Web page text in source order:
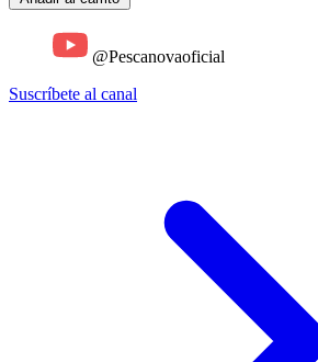
@Pescanovaoficial
Suscríbete al canal